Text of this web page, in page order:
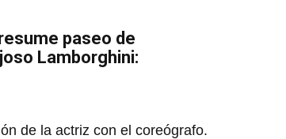
paseo de
Lamborghini:
de la actriz con el coreógrafo.